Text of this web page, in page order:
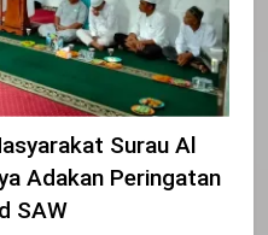
Surau Al
Adakan Peringatan
SAW